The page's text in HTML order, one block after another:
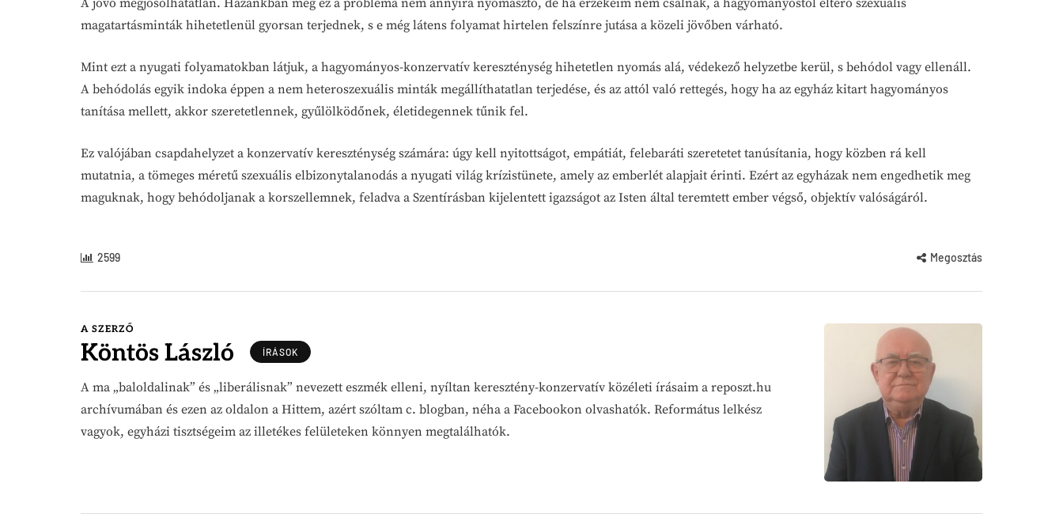
A jövő megjósolhatatlan. Hazánkban még ez a probléma nem annyira nyomasztó, de ha érzékeim nem csalnak, a hagyományostól eltérő szexuális
magatartásminták hihetetlenül gyorsan terjednek, s e még látens folyamat hirtelen felszínre jutása a közeli jövőben várható.
Mint ezt a nyugati folyamatokban látjuk, a hagyományos-konzervatív kereszténység hihetetlen nyomás alá, védekező helyzetbe kerül, s behódol vagy ellenáll.
A behódolás egyik indoka éppen a nem heteroszexuális minták megállíthatatlan terjedése, és az attól való rettegés, hogy ha az egyház kitart hagyományos
tanítása mellett, akkor szeretetlennek, gyűlölködőnek, életidegennek tűnik fel.
Ez valójában csapdahelyzet a konzervatív kereszténység számára: úgy kell nyitottságot, empátiát, felebaráti szeretetet tanúsítania, hogy közben rá kell
mutatnia, a tömeges méretű szexuális elbizonytalanodás a nyugati világ krízistünete, amely az emberlét alapjait érinti. Ezért az egyházak nem engedhetik meg
maguknak, hogy behódoljanak a korszellemnek, feladva a Szentírásban kijelentett igazságot az Isten által teremtett ember végső, objektív valóságáról.
2599 Megosztás
A SZERZŐ
Köntös László ÍRÁSOK
A ma „baloldalinak” és „liberálisnak” nevezett eszmék elleni, nyíltan keresztény-konzervatív közéleti írásaim a reposzt.hu
archívumában és ezen az oldalon a Hittem, azért szóltam c. blogban, néha a Facebookon olvashatók. Református lelkész
vagyok, egyházi tisztségeim az illetékes felületeken könnyen megtalálhatók.